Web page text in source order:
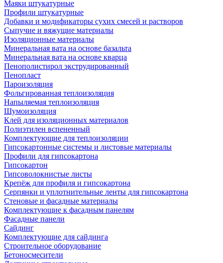
Маяки штукатурные
Профили штукатурные
Добавки и модификаторы сухих смесей и растворов
Сыпучие и вяжущие материалы
Изоляционные материалы
Минеральная вата на основе базальта
Минеральная вата на основе кварца
Пенополистирол экструдированный
Пенопласт
Пароизоляция
Фольгированная теплоизоляция
Напыляемая теплоизоляция
Шумоизоляция
Клей для изоляционных материалов
Полиэтилен вспененный
Комплектующие для теплоизоляции
Гипсокартонные системы и листовые материалы
Профили для гипсокартона
Гипсокартон
Гипсоволокнистые листы
Крепёж для профиля и гипсокартона
Серпянки и уплотнительные ленты для гипсокартона
Стеновые и фасадные материалы
Комплектующие к фасадным панелям
Фасадные панели
Сайдинг
Комплектующие для сайдинга
Строительное оборудование
Бетоносмесители